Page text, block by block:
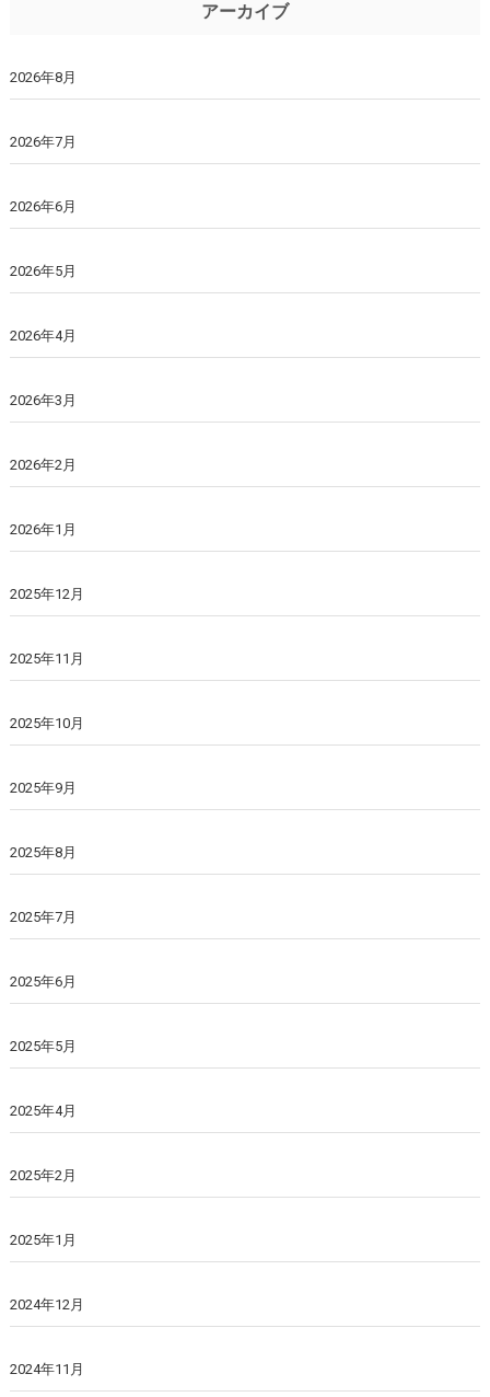
アーカイブ
2026年8月
2026年7月
2026年6月
2026年5月
2026年4月
2026年3月
2026年2月
2026年1月
2025年12月
2025年11月
2025年10月
2025年9月
2025年8月
2025年7月
2025年6月
2025年5月
2025年4月
2025年2月
2025年1月
2024年12月
2024年11月